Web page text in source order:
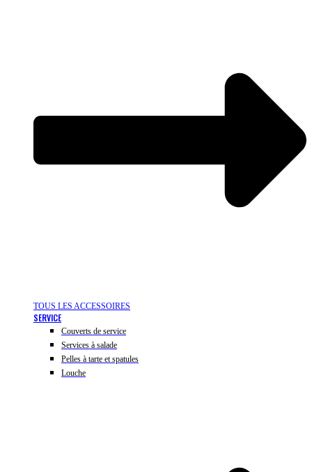
TOUS LES ACCESSOIRES
SERVICE
Couverts de service
Services à salade
Pelles à tarte et spatules
Louche